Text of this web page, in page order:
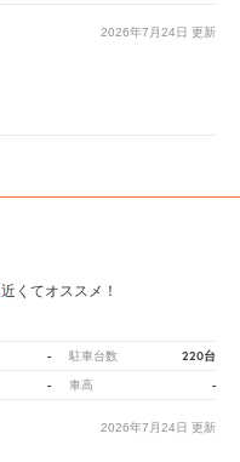
2026年7月24日 更新
近くてオススメ！
- 駐車台数 220台
- 車高 -
2026年7月24日 更新